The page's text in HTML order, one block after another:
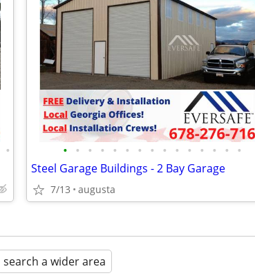
• • • • • • • • • • • • • • • •
Steel Garage Buildings - 2 Bay Garage
7/13 augusta
search a wider area